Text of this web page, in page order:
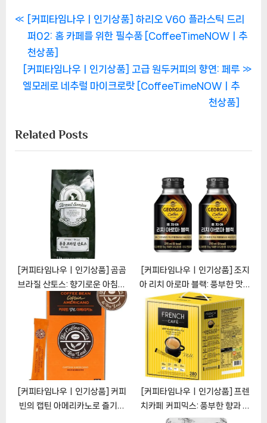
글
탐
색
P
r
e
v
i
s
P
[커피타임나우ㅣ인기상품] 하리오 V60 플라스틱 드리
퍼02: 홈 카페를 위한 필수품 [CoffeeTimeNOWㅣ추
천상품]
N
e
P
o
[커피타임나우ㅣ인기상품] 고급 원두커피의 향연: 페루
엘모레로 네추럴 마이크로랏 [CoffeeTimeNOWㅣ추
천상품]
Related Posts
[커피타임나우ㅣ인기상품] 곰곰
브라질 산토스: 향기로운 아침을
위한 완벽한 동반자
[CoffeeTimeNOWㅣ추천상
품]
[커피타임나우ㅣ인기상품] 조지
아 리치 아로마 블랙: 풍부한 맛과
상쾌함의 조화
[CoffeeTimeNOWㅣ추천상
[커피타임나우ㅣ인기상품] 커피
빈의 캡틴 아메리카노로 즐기는
[커피타임나우ㅣ인기상품] 프렌
치카페 커피믹스: 풍부한 향과 매
력적인 맛의 결합